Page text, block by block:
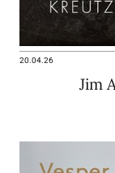
20.04.26
Jim